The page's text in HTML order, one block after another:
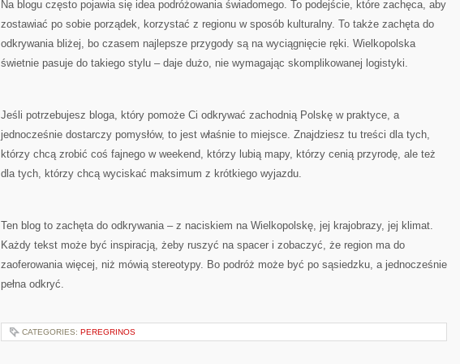
Na blogu często pojawia się idea podróżowania świadomego. To podejście, które zachęca, aby
zostawiać po sobie porządek, korzystać z regionu w sposób kulturalny. To także zachęta do
odkrywania bliżej, bo czasem najlepsze przygody są na wyciągnięcie ręki. Wielkopolska
świetnie pasuje do takiego stylu – daje dużo, nie wymagając skomplikowanej logistyki.
Jeśli potrzebujesz bloga, który pomoże Ci odkrywać zachodnią Polskę w praktyce, a
jednocześnie dostarczy pomysłów, to jest właśnie to miejsce. Znajdziesz tu treści dla tych,
którzy chcą zrobić coś fajnego w weekend, którzy lubią mapy, którzy cenią przyrodę, ale też
dla tych, którzy chcą wyciskać maksimum z krótkiego wyjazdu.
Ten blog to zachęta do odkrywania – z naciskiem na Wielkopolskę, jej krajobrazy, jej klimat.
Każdy tekst może być inspiracją, żeby ruszyć na spacer i zobaczyć, że region ma do
zaoferowania więcej, niż mówią stereotypy. Bo podróż może być po sąsiedzku, a jednocześnie
pełna odkryć.
CATEGORIES: PEREGRINOS